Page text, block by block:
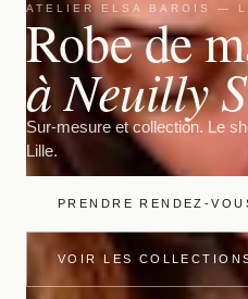
ATELIER ELSA BAROIS —
Robe de
à Neuilly
Sur-mesure et collection. Le
Lille.
PRENDRE RENDEZ-
VOIR LES